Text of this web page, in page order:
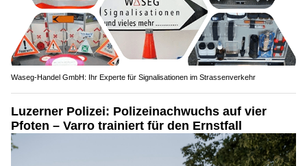
Waseg-Handel GmbH: Ihr Experte für Signalisationen im Strassenverkehr
Luzerner Polizei: Polizeinachwuchs auf vier
Pfoten – Varro trainiert für den Ernstfall